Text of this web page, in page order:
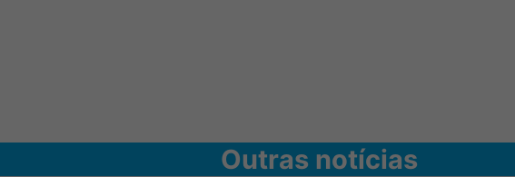
Outras notícias